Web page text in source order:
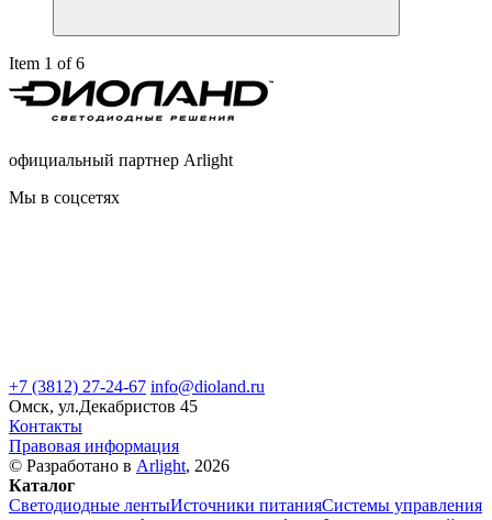
Item 1 of 6
официальный партнер Arlight
Мы в соцсетях
+7 (3812) 27-24-67 info@dioland.ru
Омск, ул.Декабристов 45
Контакты
Правовая информация
© Разработано в Arlight, 2026
Каталог
Светодиодные лентыИсточники питанияСистемы управления